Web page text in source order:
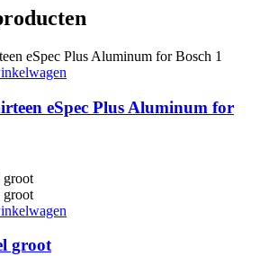
eSpec Plus Aluminum for
groot